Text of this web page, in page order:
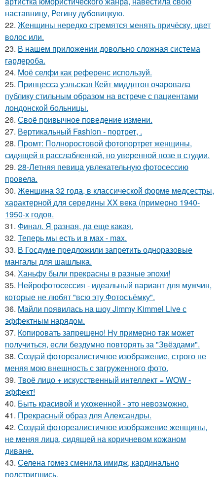
наставницу, Регину дубoвицкую.
22. Женщины нередко стремятся менять причёску, цвет
волос или.
23. В нашем приложении довольно сложная система
гардероба.
24. Моё селфи как референс используй.
25. Принцесса уэльская Кейт миддлтон очаровала
публику стильным образом на встрече с пациентами
лондонской больницы.
26. Своё привычное поведение измени.
27. Вертикальный Fashion - портрет, .
28. Промт: Полноростовой фотопортрет женщины,
сидящей в расслабленной, но уверенной позе в студии.
29. 28-Летняя певица увлекательную фотосессию
провела.
30. Женщина 32 года, в классической форме медсестры,
характерной для середины XX века (примерно 1940-
1950-х годов.
31. Финал. Я разная, да еще какая.
32. Теперь мы есть и в мах - max.
33. В Госдуме предложили запретить одноразовые
мангалы для шашлыка.
34. Ханьфу были прекрасны в разные эпохи!
35. Нейрофотосессия - идеальный вариант для мужчин,
которые не любят "всю эту Фотосъёмку".
36. Майли появилась на шоу Jimmy Kimmel Live с
эффектным нарядом.
37. Копировать запрещено! Ну примерно так может
получиться, если бездумно повторять за "Звёздами".
38. Создай фотореалистичное изображение, строго не
меняя мою внешность с загруженного фото.
39. Твоё лицо + искусственный интеллект = WOW -
эффект!
40. Быть красивой и ухоженной - это невозможно.
41. Прекрасный образ для Александры.
42. Создай фотореалистичное изображение женщины,
не меняя лица, сидящей на коричневом кожаном
диване.
43. Селена гомез сменила имидж, кардинально
подстригшись.